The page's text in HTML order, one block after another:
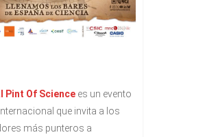
Pint Of Science es un evento
que invita a los
más punteros a